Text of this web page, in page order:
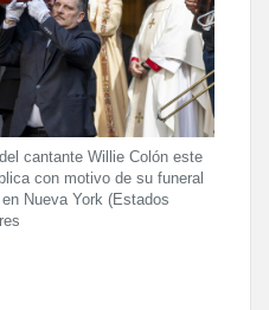
cantante Willie Colón este
con motivo de su funeral
Nueva York (Estados